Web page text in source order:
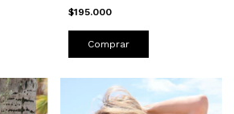
$195.000
Comprar